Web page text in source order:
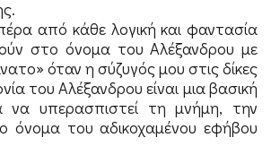
από κάθε λογική και φαντασία
στο όνομα του Αλέξανδρου με
όταν η σύζυγός μου στις δίκες
του Αλέξανδρου είναι μια βασική
να υπερασπιστεί τη μνήμη, την
όνομα του αδικοχαμένου εφήβου